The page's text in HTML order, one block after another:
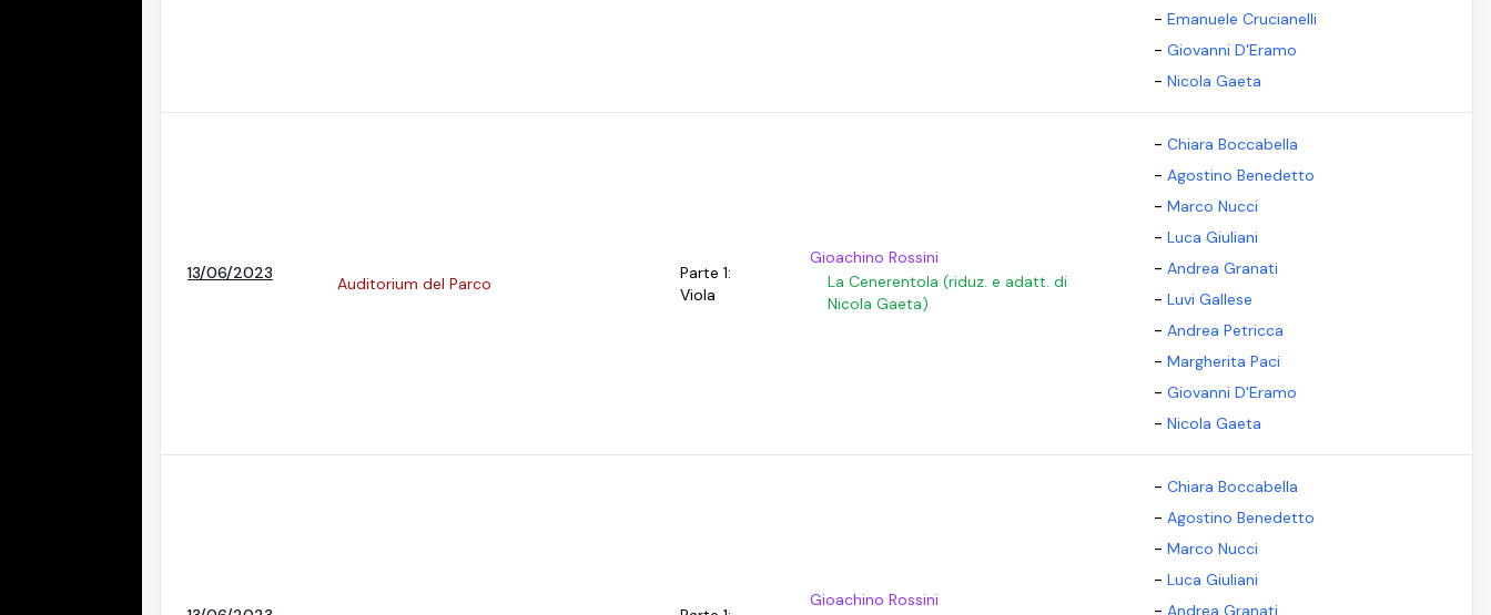
- Emanuele Crucianelli
- Giovanni D'Eramo
- Nicola Gaeta
13/06/2023
Auditorium del Parco
Parte 1:
Viola
Gioachino Rossini
La Cenerentola (riduz. e adatt. di
Nicola Gaeta)
- Chiara Boccabella
- Agostino Benedetto
- Marco Nucci
- Luca Giuliani
- Andrea Granati
- Luvi Gallese
- Andrea Petricca
- Margherita Paci
- Giovanni D'Eramo
- Nicola Gaeta
Gioachino Rossini
- Chiara Boccabella
- Agostino Benedetto
- Marco Nucci
- Luca Giuliani
- Andrea Granati